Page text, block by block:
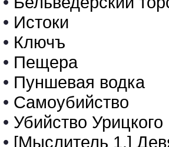
• Истоки
• Ключъ
• Пещера
• Пуншевая водка
• Самоубийство
• Убийство Урицкого
• [Мыслитель 1.]